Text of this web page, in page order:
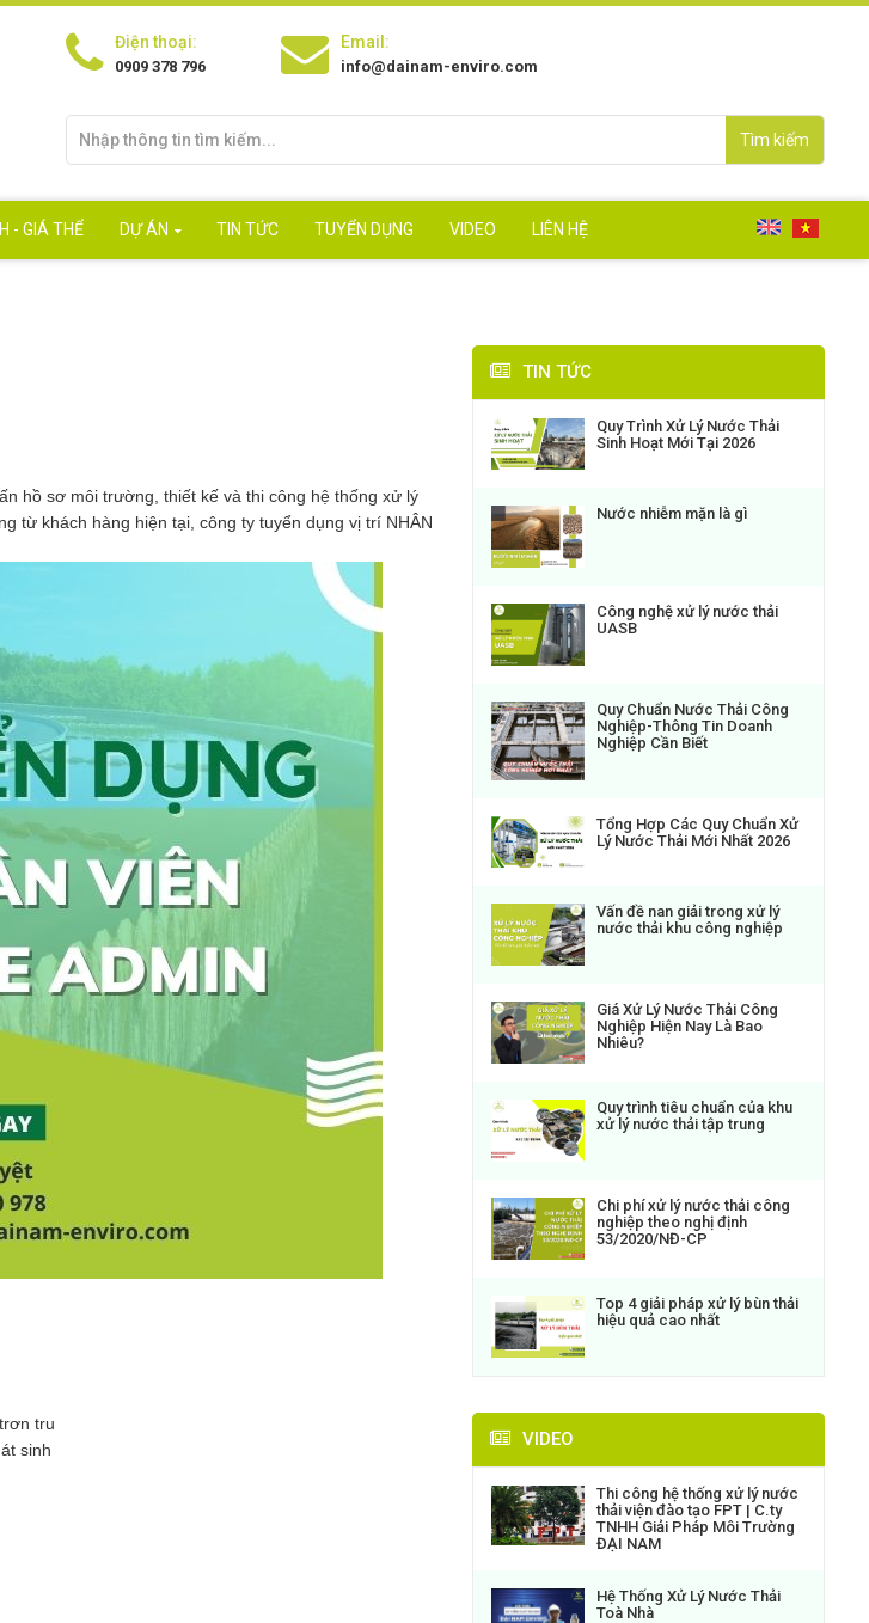
Điện thoại:
0909 378 796
Email:
info@dainam-enviro.com
Tìm kiếm
- GIÁ THỂ DỰ ÁN TIN TỨC TUYỂN DỤNG VIDEO LIÊN HỆ
hồ sơ môi trường, thiết kế và thi công hệ thống xử lý
từ khách hàng hiện tại, công ty tuyển dụng vị trí NHÂN
tru
sinh
TIN TỨC
Quy Trình Xử Lý Nước Thải
Sinh Hoạt Mới Tại 2026
Nước nhiễm mặn là gì
Công nghệ xử lý nước thải
UASB
Quy Chuẩn Nước Thải Công
Nghiệp-Thông Tin Doanh
Nghiệp Cần Biết
Tổng Hợp Các Quy Chuẩn Xử
Lý Nước Thải Mới Nhất 2026
Vấn đề nan giải trong xử lý
nước thải khu công nghiệp
Giá Xử Lý Nước Thải Công
Nghiệp Hiện Nay Là Bao
Nhiêu?
Quy trình tiêu chuẩn của khu
xử lý nước thải tập trung
Chi phí xử lý nước thải công
nghiệp theo nghị định
53/2020/NĐ-CP
Top 4 giải pháp xử lý bùn thải
hiệu quả cao nhất
VIDEO
Thi công hệ thống xử lý nước
thải viện đào tạo FPT | C.ty
TNHH Giải Pháp Môi Trường
ĐẠI NAM
Hệ Thống Xử Lý Nước Thải
Toà Nhà